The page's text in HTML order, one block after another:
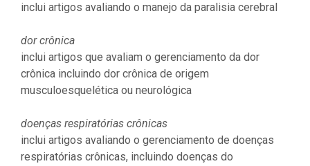
inclui artigos avaliando o manejo da paralisia cerebral
dor crônica
inclui artigos que avaliam o gerenciamento da dor
crônica incluindo dor crônica de origem
musculoesquelética ou neurológica
doenças respiratórias crônicas
inclui artigos avaliando o gerenciamento de doenças
respiratórias crônicas, incluindo doenças do